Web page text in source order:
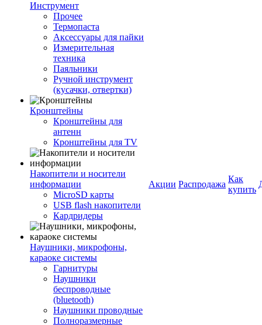
Инструмент
Прочее
Термопаста
Аксессуары для пайки
Измерительная
техника
Паяльники
Ручной инструмент
(кусачки, отвертки)
Кронштейны
Кронштейны для
антенн
Кронштейны для TV
Накопители и носители
информации
MicroSD карты
USB flash накопители
Кардридеры
Наушники, микрофоны,
караоке системы
Гарнитуры
Наушники
беспроводные
(bluetooth)
Наушники проводные
Полноразмерные
Акции Распродажа
Как
купить